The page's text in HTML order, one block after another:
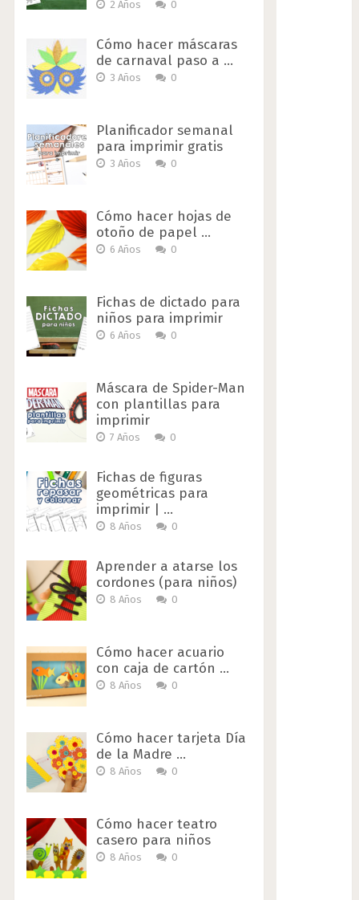
2 Años 0
Cómo hacer máscaras
de carnaval paso a …
3 Años 0
Planificador semanal
para imprimir gratis
3 Años 0
Cómo hacer hojas de
otoño de papel …
6 Años 0
Fichas de dictado para
niños para imprimir
6 Años 0
Máscara de Spider-Man
con plantillas para
imprimir
7 Años 0
Fichas de figuras
geométricas para
imprimir | …
8 Años 0
Aprender a atarse los
cordones (para niños)
8 Años 0
Cómo hacer acuario
con caja de cartón …
8 Años 0
Cómo hacer tarjeta Día
de la Madre …
8 Años 0
Cómo hacer teatro
casero para niños
8 Años 0